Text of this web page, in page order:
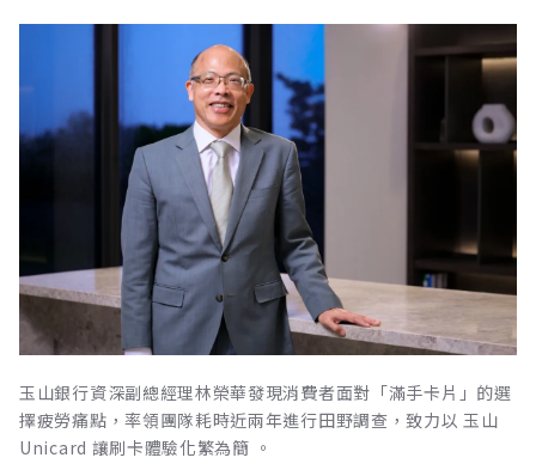
玉山銀行資深副總經理林榮華發現消費者面對「滿手卡片」的選
擇疲勞痛點，率領團隊耗時近兩年進行田野調查，致力以 玉山
Unicard 讓刷卡體驗化繁為簡 。